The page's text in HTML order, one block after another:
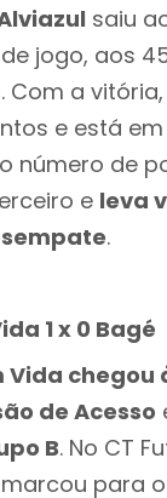
saiu
jogo, aos
. Com a
e está
número de
e leva
.
1 x 0 Bagé
Vida chegou
de Acesso
B. No CT
marcou para